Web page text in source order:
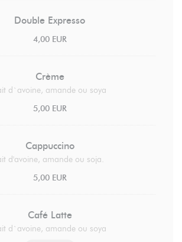
Double Expresso
4,00 EUR
Crème
d`avoine, amande ou soya
5,00 EUR
Cappuccino
d'avoine, amande ou soja.
5,00 EUR
Café Latte
d`avoine, amande ou soya